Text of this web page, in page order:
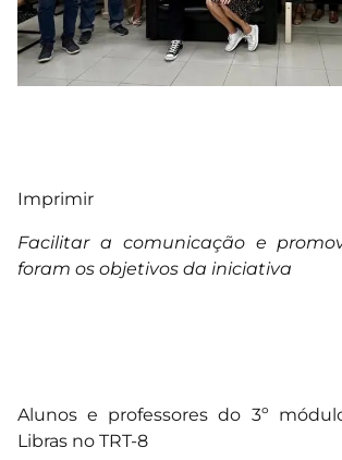
Imprimir
Facilitar a comunicação e
foram os objetivos da iniciativa
Alunos e professores do 3º
Libras no TRT-8